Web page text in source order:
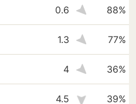
0.6 88%
1.3 77%
4 36%
4.5 39%